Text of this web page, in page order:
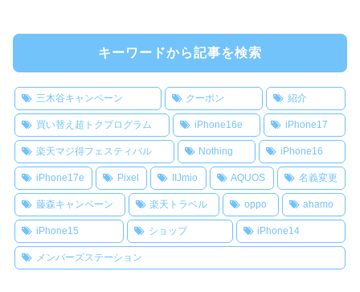
キーワードから記事を検索
三木谷キャンペーン クーポン 紹介
買い替え超トクプログラム iPhone16e iPhone17
楽天マジ得フェスティバル Nothing iPhone16
iPhone17e Pixel IIJmio AQUOS 名義変更
藤森キャンペーン 楽天トラベル oppo ahamo
iPhone15 ショップ iPhone14
メンバーズステーション